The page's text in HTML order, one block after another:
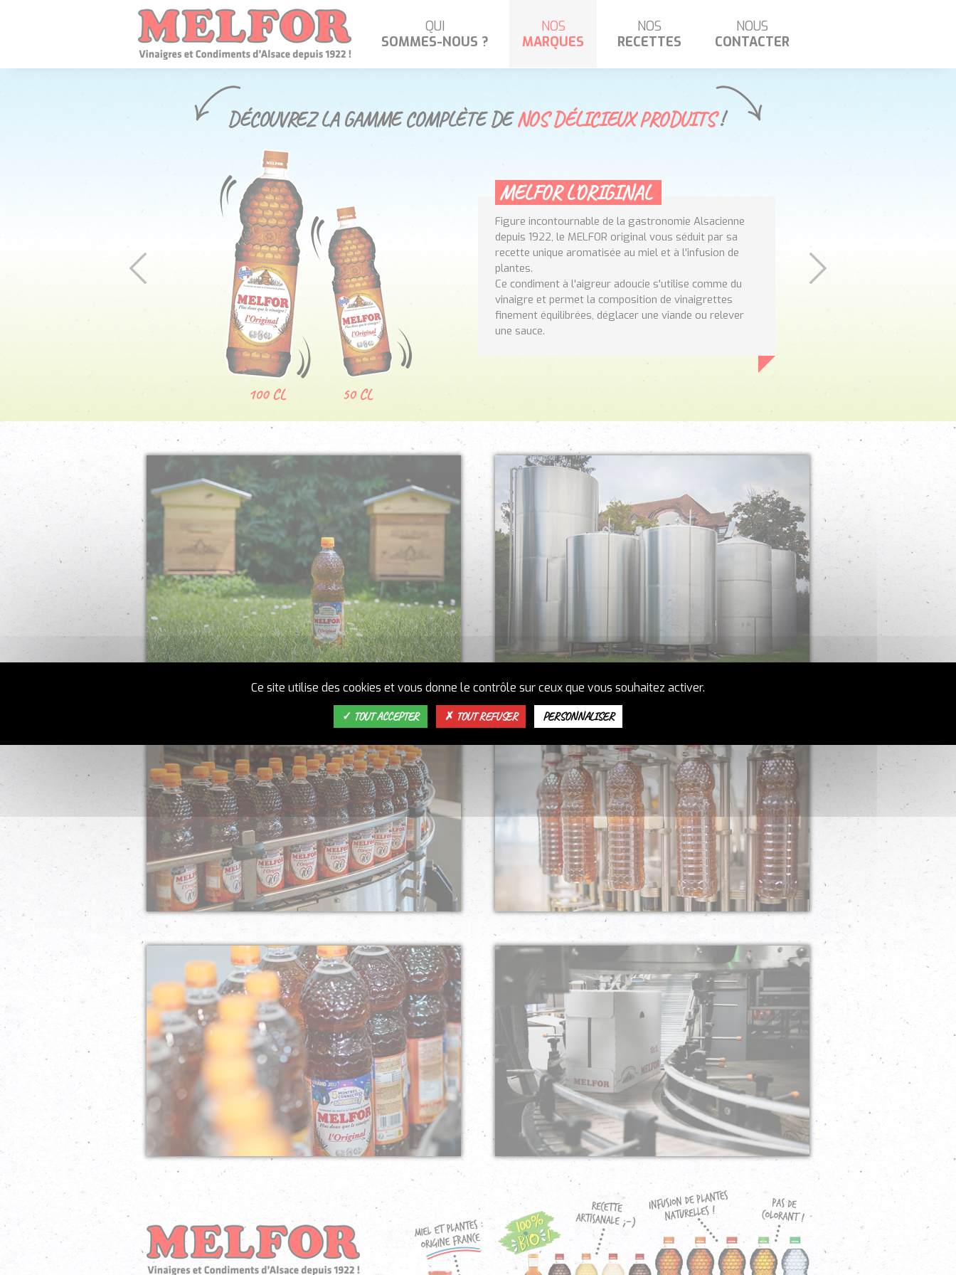
QUI
SOMMES-NOUS ?
NOS ENGAGEMENTS
NOS
MARQUES
NOS
RECETTES
NOUS
CONTACTER
DÉCOUVREZ LA GAMME COMPLÈTE DENOS DÉLICIEUX PRODUITS!
MELFORL'ORIGINAL
Figure incontournable de la gastronomie Alsacienne
depuis 1922, le MELFOR original vous séduit par sa
recette unique aromatisée au miel et à l'infusion de
plantes.
Ce condiment à l'aigreur adoucie s'utilise comme du
vinaigre et permet la composition de vinaigrettes
finement équilibrées, déglacer une viande ou relever
une sauce.
Panneau de gestion des cookies
Ce site utilise des cookies et vous donne le contrôle sur ceux que vous souhaitez activer.
TOUT ACCEPTER TOUT REFUSER PERSONNALISER